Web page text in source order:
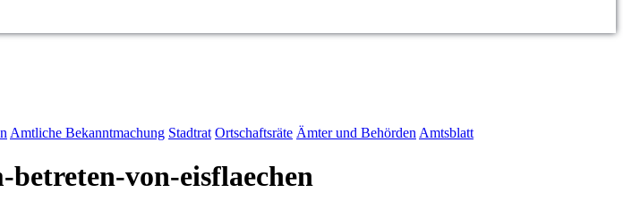
Amtliche Bekanntmachung Stadtrat Ortschaftsräte Ämter und Behörden Amtsblatt
von-eisflaechen